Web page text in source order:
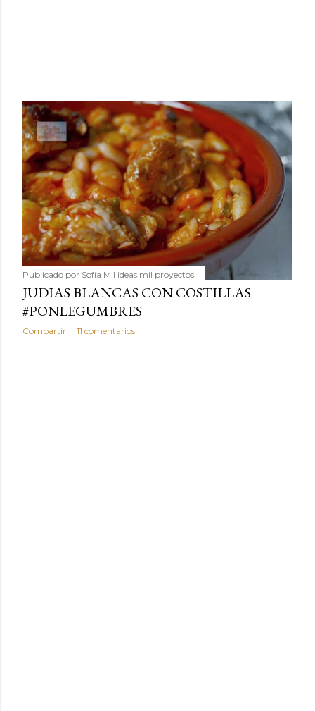
Publicado por Sofía Mil ideas mil proyectos
JUDIAS BLANCAS CON COSTILLAS
#PONLEGUMBRES
Compartir 11 comentarios